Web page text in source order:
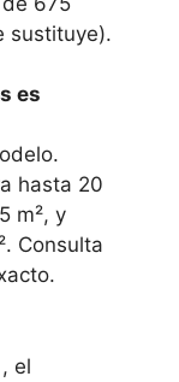
sustituye).
es
hasta 20
m², y
Consulta
el